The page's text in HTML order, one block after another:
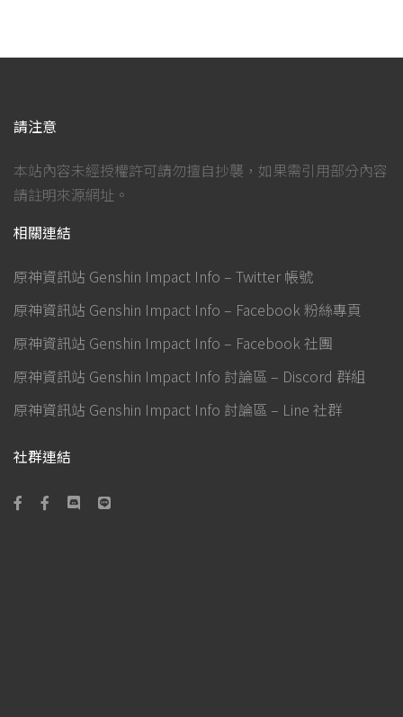
請注意
本站內容未經授權許可請勿擅自抄襲，如果需引用部分內容
請註明來源網址。
相關連結
原神資訊站 Genshin Impact Info – Twitter 帳號
原神資訊站 Genshin Impact Info – Facebook 粉絲專頁
原神資訊站 Genshin Impact Info – Facebook 社團
原神資訊站 Genshin Impact Info 討論區 – Discord 群組
原神資訊站 Genshin Impact Info 討論區 – Line 社群
社群連結